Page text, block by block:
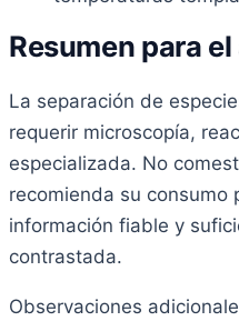
Resumen para
La separación de
requerir microscopía,
especializada. No
recomienda su consumo
información fiable y
contrastada.
Observaciones